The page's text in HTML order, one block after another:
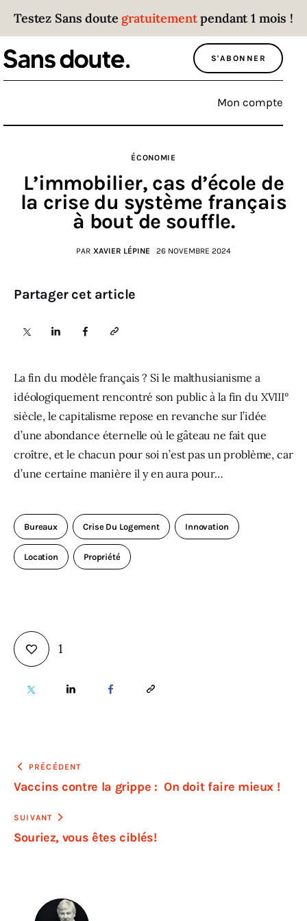
Testez Sans doute gratuitementpendant 1 mois !
S'ABONNER
Mon compte
Sans doute
Parce que plus personne n’écoute les gens
qui ont des choses à dire.
Politique
Monde
Société
Sciences
Idées
Humour
ÉCONOMIE
L’immobilier, cas d’école de
la crise du système français
à bout de souffle.
PAR XAVIER LÉPINE 26 NOVEMBRE 2024
Partager cet article
La fin du modèle français ? Si le malthusianisme a
idéologiquement rencontré son public à la fin du XVIII°
siècle, le capitalisme repose en revanche sur l’idée
d’une abondance éternelle où le gâteau ne fait que
croître, et le chacun pour soi n’est pas un problème, car
d’une certaine manière il y en aura pour…
Bureaux Crise Du Logement Innovation
Location Propriété
1
PRÉCÉDENT
Vaccins contre la grippe : On doit faire mieux !
SUIVANT
Souriez, vous êtes ciblés!